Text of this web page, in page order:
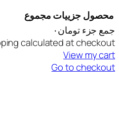
مجموع
Shipping calculated
Go